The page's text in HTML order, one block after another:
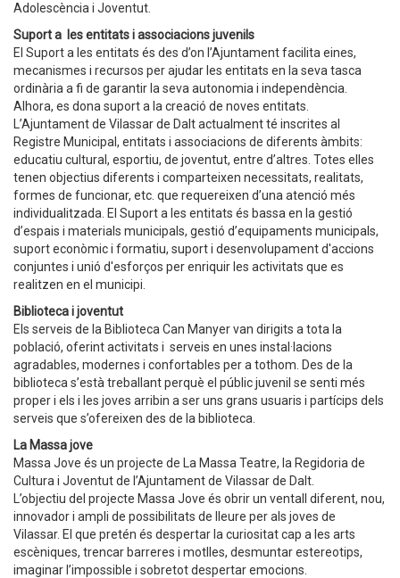
Adolescència i Joventut.
Suport a les entitats i associacions juvenils
El Suport a les entitats és des d’on l’Ajuntament facilita eines,
mecanismes i recursos per ajudar les entitats en la seva tasca
ordinària a fi de garantir la seva autonomia i independència.
Alhora, es dona suport a la creació de noves entitats.
L’Ajuntament de Vilassar de Dalt actualment té inscrites al
Registre Municipal, entitats i associacions de diferents àmbits:
educatiu cultural, esportiu, de joventut, entre d’altres. Totes elles
tenen objectius diferents i comparteixen necessitats, realitats,
formes de funcionar, etc. que requereixen d’una atenció més
individualitzada. El Suport a les entitats és bassa en la gestió
d’espais i materials municipals, gestió d’equipaments municipals,
suport econòmic i formatiu, suport i desenvolupament d'accions
conjuntes i unió d'esforços per enriquir les activitats que es
realitzen en el municipi.
Biblioteca i joventut
Els serveis de la Biblioteca Can Manyer van dirigits a tota la
població, oferint activitats i serveis en unes instal·lacions
agradables, modernes i confortables per a tothom. Des de la
biblioteca s’està treballant perquè el públic juvenil se senti més
proper i els i les joves arribin a ser uns grans usuaris i partícips dels
serveis que s’ofereixen des de la biblioteca.
La Massa jove
Massa Jove és un projecte de La Massa Teatre, la Regidoria de
Cultura i Joventut de l’Ajuntament de Vilassar de Dalt.
L’objectiu del projecte Massa Jove és obrir un ventall diferent, nou,
innovador i ampli de possibilitats de lleure per als joves de
Vilassar. El que pretén és despertar la curiositat cap a les arts
escèniques, trencar barreres i motlles, desmuntar estereotips,
imaginar l’impossible i sobretot despertar emocions.